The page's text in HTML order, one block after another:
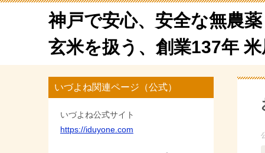
神戸で安心、安全な無農
玄米を扱う、創業137年
いづよね関連ページ（公式）
いづよね公式サイト
https://iduyone.com